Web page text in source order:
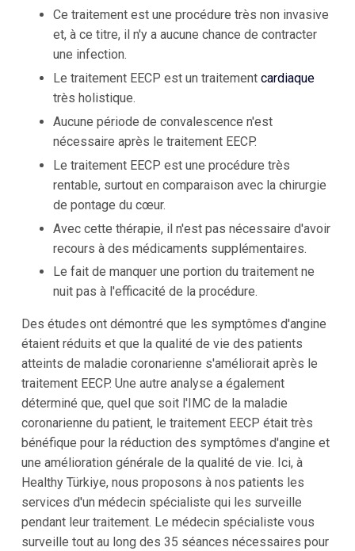
Ce traitement est une procédure très non invasive
et, à ce titre, il n'y a aucune chance de contracter
une infection.
Le traitement EECP est un traitement cardiaque
très holistique.
Aucune période de convalescence n'est
nécessaire après le traitement EECP.
Le traitement EECP est une procédure très
rentable, surtout en comparaison avec la chirurgie
de pontage du cœur.
Avec cette thérapie, il n'est pas nécessaire d'avoir
recours à des médicaments supplémentaires.
Le fait de manquer une portion du traitement ne
nuit pas à l'efficacité de la procédure.
Des études ont démontré que les symptômes d'angine
étaient réduits et que la qualité de vie des patients
atteints de maladie coronarienne s'améliorait après le
traitement EECP. Une autre analyse a également
déterminé que, quel que soit l'IMC de la maladie
coronarienne du patient, le traitement EECP était très
bénéfique pour la réduction des symptômes d'angine et
une amélioration générale de la qualité de vie. Ici, à
Healthy Türkiye, nous proposons à nos patients les
services d'un médecin spécialiste qui les surveille
pendant leur traitement. Le médecin spécialiste vous
surveille tout au long des 35 séances nécessaires pour